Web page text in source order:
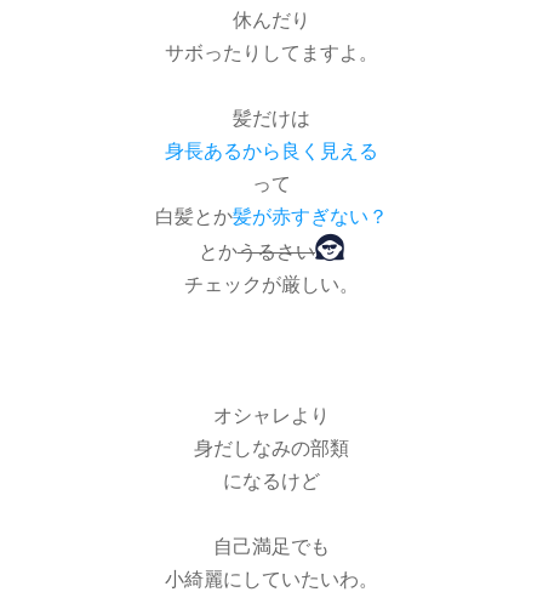
休んだり
サボったりしてますよ。
髪だけは
身長あるから良く見える
って
白髪とか髪が赤すぎない？
とかうるさい
チェックが厳しい。
オシャレより
身だしなみの部類
になるけど
自己満足でも
小綺麗にしていたいわ。